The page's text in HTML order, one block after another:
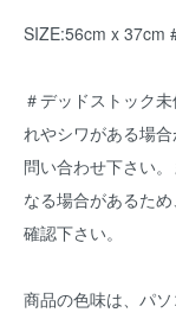
SIZE:56cm x 37cm
＃デッドストック
れやシワがある場
問い合わせ下さい
なる場合があるた
確認下さい。
商品の色味は、パ